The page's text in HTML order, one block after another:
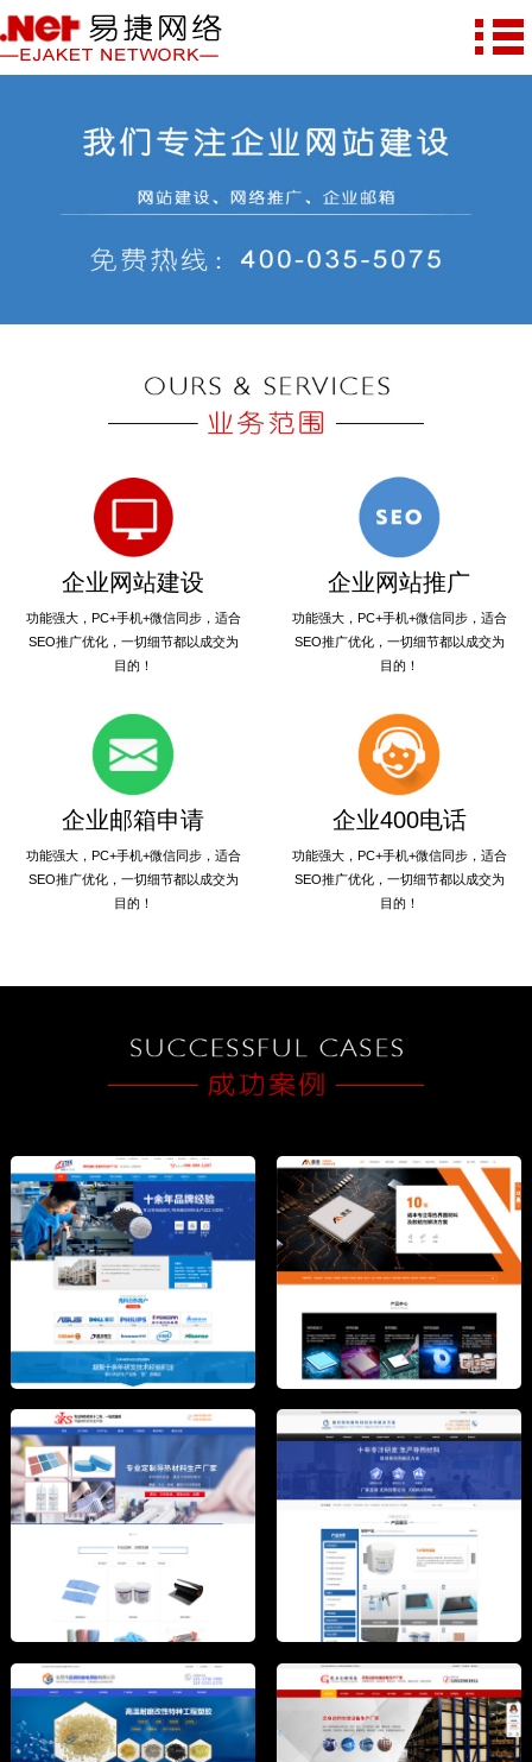
企业网站建设
功能强大，PC+手机+微信同步，适合
SEO推广优化，一切细节都以成交为
目的！
企业网站推广
功能强大，PC+手机+微信同步，适合
SEO推广优化，一切细节都以成交为
目的！
企业邮箱申请
功能强大，PC+手机+微信同步，适合
SEO推广优化，一切细节都以成交为
目的！
企业400电话
功能强大，PC+手机+微信同步，适合
SEO推广优化，一切细节都以成交为
目的！